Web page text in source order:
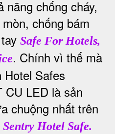
năng chống cháy,
chống bám
Safe For Hotels,
. Chính vì thế mà
Hotel Safes
CU LED là sản
chuộng nhất trên
Sentry Hotel Safe.